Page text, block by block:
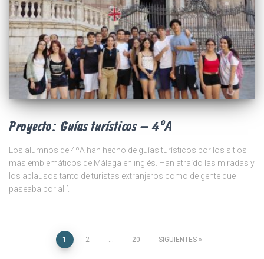
Proyecto: Guías turísticos – 4ºA
Los alumnos de 4ºA han hecho de guías turísticos por los sitios
más emblemáticos de Málaga en inglés. Han atraído las miradas y
los aplausos tanto de turistas extranjeros como de gente que
paseaba por allí.
Navegación
1 2 … 20 SIGUIENTES